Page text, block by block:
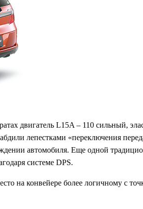
двигатель L15A – 110 сильный,
лепестками «переключения
автомобиля. Еще одной
системе DPS.
на конвейере более логичному с